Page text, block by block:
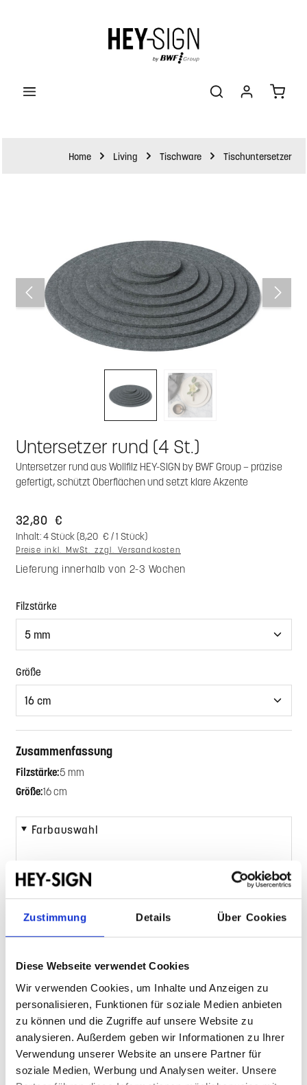
Zustimmung Details Über Cookies
Diese Webseite verwendet Cookies
Wir verwenden Cookies, um Inhalte und Anzeigen zu
personalisieren, Funktionen für soziale Medien anbieten
zu können und die Zugriffe auf unsere Website zu
analysieren. Außerdem geben wir Informationen zu Ihrer
Verwendung unserer Website an unsere Partner für
soziale Medien, Werbung und Analysen weiter. Unsere
Home Living Tischware Tischuntersetzer
Untersetzer rund (4 St.)
Untersetzer rund aus Wollfilz HEY-SIGN by BWF Group – präzise
gefertigt, schützt Oberflächen und setzt klare Akzente
32,80 €
Inhalt:4 Stück(8,20 € / 1 Stück)
Preise inkl. MwSt. zzgl. Versandkosten
Lieferung innerhalb von 2-3 Wochen
Filzstärkeauswählen
Größeauswählen
Zusammenfassung
Filzstärke:5 mm
Größe:16 cm
Farbauswahl
Zusammenfassung
Konfiguration zurücksetzen